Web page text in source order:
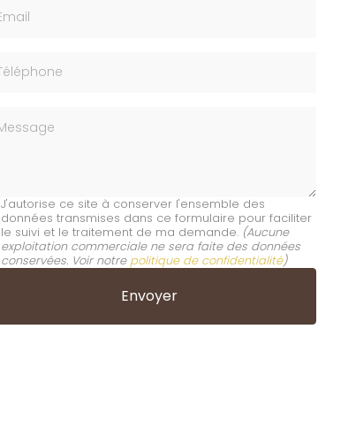
J'autorise ce site à conserver l'ensemble des
données transmises dans ce formulaire pour faciliter
le suivi et le traitement de ma demande. (Aucune
exploitation commerciale ne sera faite des données
conservées. Voir notre politique de confidentialité)